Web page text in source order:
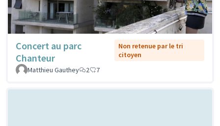
Concert au parc
Chanteur
Non retenue par le tri
citoyen
Matthieu Gauthey
2 7